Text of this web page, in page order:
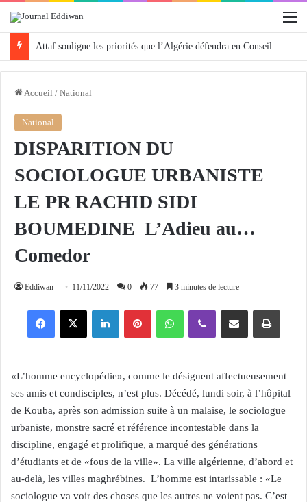
Attaf souligne les priorités que l’Algérie défendra en Conseil de sécurité « avec rigueur et engagement »
Accueil / National
National
DISPARITION DU
SOCIOLOGUE URBANISTE
LE PR RACHID SIDI
BOUMEDINE L’Adieu au…
Comedor
Eddiwan 11/11/2022 0 77 3 minutes de lecture
Facebook X Linkedin Pinterest WhatsApp Viber Partager par email Imprimer
«L’homme encyclopédie», comme le désignent affectueusement
ses amis et condisciples, n’est plus. Décédé, lundi soir, à l’hôpital
de Kouba, après son admission suite à un malaise, le sociologue
urbaniste, monstre sacré et référence incontestable dans la
discipline, engagé et prolifique, a marqué des générations
d’étudiants et de «fous de la ville». La ville algérienne, d’abord et
au-delà, les villes maghrébines. L’homme est intarissable : «Le
sociologue va voir des choses que les autres ne voient pas. C’est